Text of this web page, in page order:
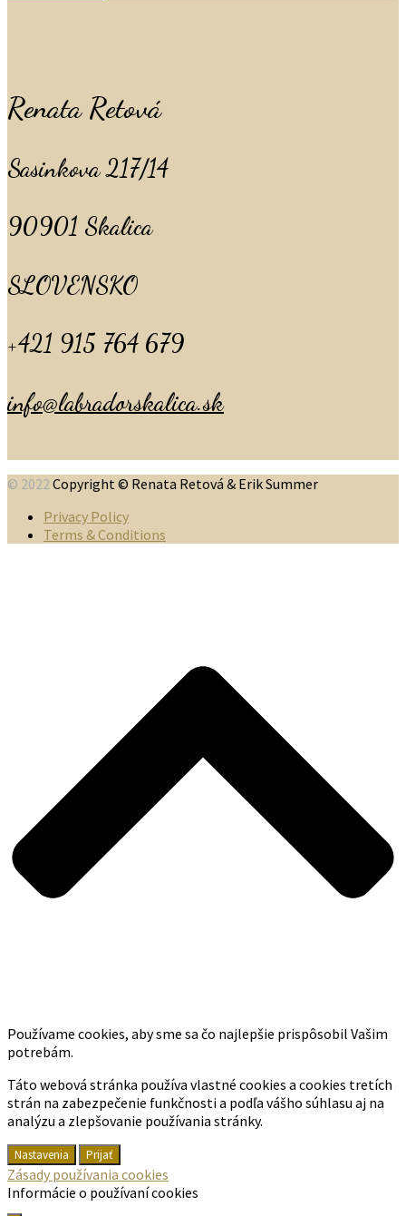
Renata Retová
Sasinkova 217/14
90901 Skalica
SLOVENSKO
+421 915 764 679
info@labradorskalica.sk
© 2022Copyright © Renata Retová & Erik Summer
Privacy Policy
Terms & Conditions
Používame cookies, aby sme sa čo najlepšie prispôsobil Vašim
potrebám.
Táto webová stránka používa vlastné cookies a cookies tretích
strán na zabezpečenie funkčnosti a podľa vášho súhlasu aj na
analýzu a zlepšovanie používania stránky.
Nastavenia Prijať
Zásady používania cookies
Informácie o používaní cookies